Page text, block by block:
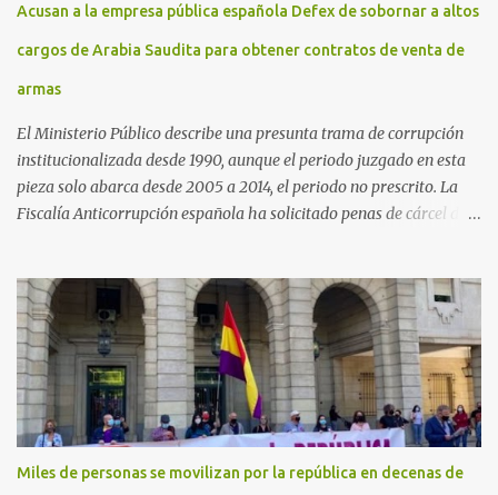
Acusan a la empresa pública española Defex de sobornar a altos
cargos de Arabia Saudita para obtener contratos de venta de
armas
El Ministerio Público describe una presunta trama de corrupción
institucionalizada desde 1990, aunque el periodo juzgado en esta
pieza solo abarca desde 2005 a 2014, el periodo no prescrito. La
Fiscalía Anticorrupción española ha solicitado penas de cárcel de
Arabia Saudita a través de la empresa pública española Defex,
disuelta. El fiscal Conrado Saiz describe en su escrito de
conclusiones cómo la empresa pública Defex pagó comisiones
ilegales a diversas autoridades del régimen árabe entre 2005 y
2014, para obtener a cambio la materialización de los contratos. El
Ministerio Público lleva a cabo esta acusación en una de las piezas
separadas del llamado 'caso Defex', que investiga once ventas
ejecutadas en este periodo, y atribuye a José Ignacio Encinas
Miles de personas se movilizan por la república en decenas de